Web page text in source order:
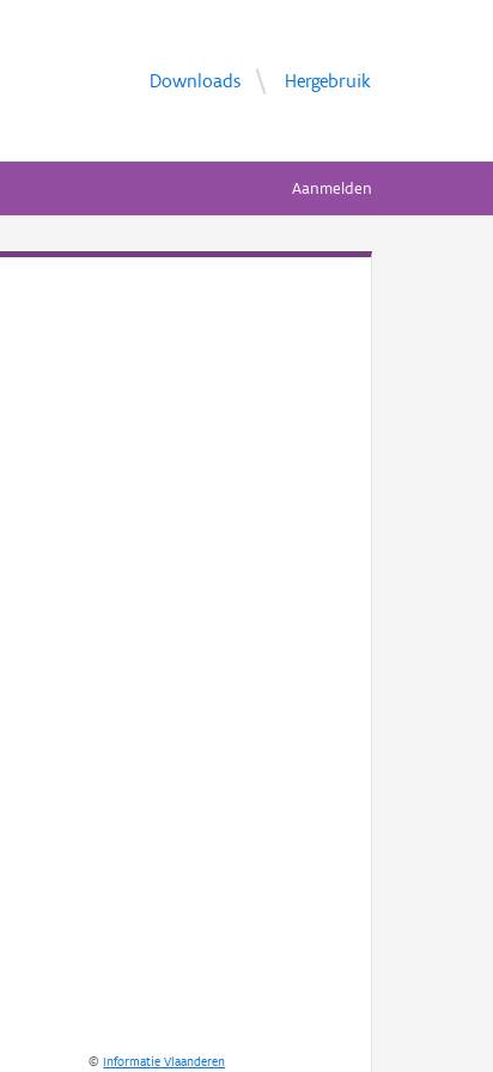
Downloads Hergebruik
Aanmelden
©Informatie Vlaanderen